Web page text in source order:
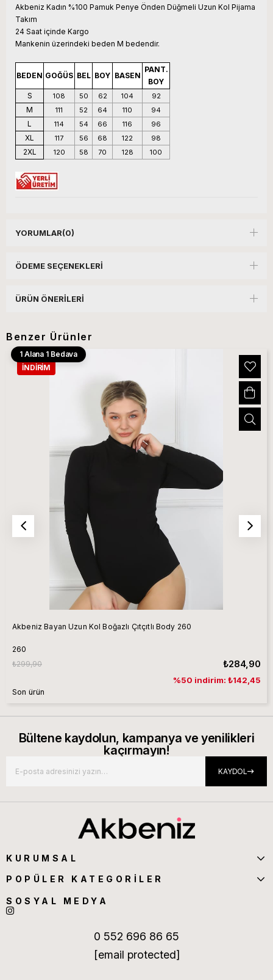
Akbeniz Kadın %100 Pamuk Penye Önden Düğmeli Uzun Kol Pijama
Takım
24 Saat içinde Kargo
Mankenin üzerindeki beden M bedendir.
BEDEN GOĞÜS BEL BOY BASEN
PANT.
BOY
S
108 50 62 104 92
M 111 52 64 110 94
L 114 54 66 116 96
XL 117 56 68 122 98
2XL 120 58 70 128 100
YORUMLAR(0)
ÖDEME SEÇENEKLERI
ÜRÜN ÖNERILERI
Benzer Ürünler
1 Alana 1 Bedava
Akbeniz Bayan Uzun Kol Boğazlı Çıtçıtlı Body 260
260
₺284,90
₺299,90
%50 indirim: ₺142,45
Son ürün
İNDIRIM
Bültene kaydolun, kampanya ve yenilikleri
kaçırmayın!
KAYDOL
KURUMSAL
POPÜLER KATEGORİLER
SOSYAL MEDYA
0 552 696 86 65
[email protected]